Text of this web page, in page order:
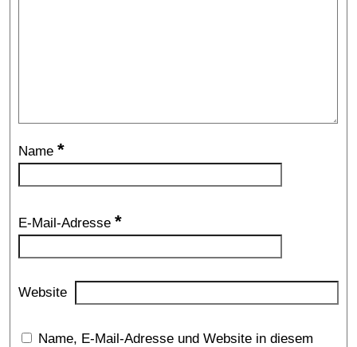
Name *
E-Mail-Adresse *
Website
Name, E-Mail-Adresse und Website in diesem